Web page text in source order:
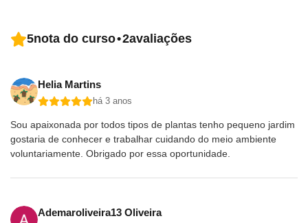
5nota do curso•2avaliações
Helia Martins
há 3 anos
Sou apaixonada por todos tipos de plantas tenho pequeno jardim
gostaria de conhecer e trabalhar cuidando do meio ambiente
voluntariamente. Obrigado por essa oportunidade.
Ademaroliveira13 Oliveira